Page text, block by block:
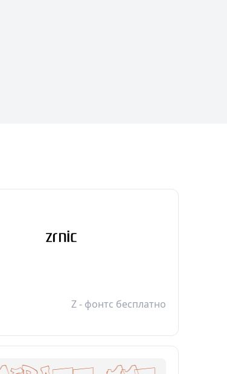
Z - фонтс бесплатно